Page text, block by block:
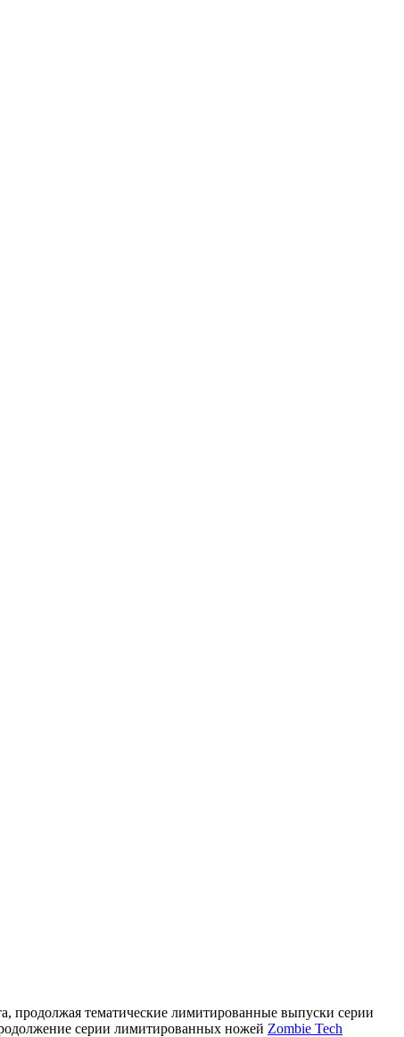
продолжая тематические лимитированные выпуски серии
серии лимитированных ножей Zombie Tech